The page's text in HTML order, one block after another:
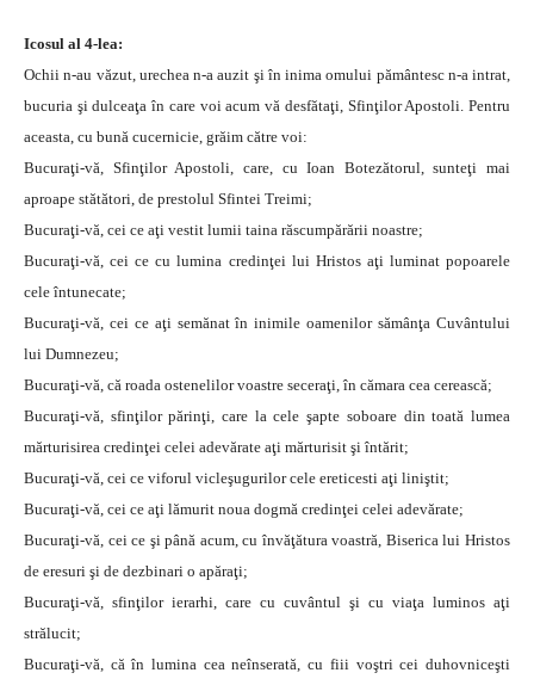
Icosul al 4-lea:
Ochii n-au văzut, urechea n-a auzit şi în inima omului pământesc n-a intrat,
bucuria şi dulceaţa în care voi acum vă desfătaţi, Sfinţilor Apostoli. Pentru
aceasta, cu bună cucernicie, grăim către voi:
Bucuraţi-vă, Sfinţilor Apostoli, care, cu Ioan Botezătorul, sunteţi mai
aproape stătători, de prestolul Sfintei Treimi;
Bucuraţi-vă, cei ce aţi vestit lumii taina răscumpărării noastre;
Bucuraţi-vă, cei ce cu lumina credinţei lui Hristos aţi luminat popoarele
cele întunecate;
Bucuraţi-vă, cei ce aţi semănat în inimile oamenilor sămânţa Cuvântului
lui Dumnezeu;
Bucuraţi-vă, că roada ostenelilor voastre seceraţi, în cămara cea cerească;
Bucuraţi-vă, sfinţilor părinţi, care la cele şapte soboare din toată lumea
mărturisirea credinţei celei adevărate aţi mărturisit şi întărit;
Bucuraţi-vă, cei ce viforul vicleşugurilor cele ereticesti aţi liniştit;
Bucuraţi-vă, cei ce aţi lămurit noua dogmă credinţei celei adevărate;
Bucuraţi-vă, cei ce şi până acum, cu învăţătura voastră, Biserica lui Hristos
de eresuri şi de dezbinari o apăraţi;
Bucuraţi-vă, sfinţilor ierarhi, care cu cuvântul şi cu viaţa luminos aţi
strălucit;
Bucuraţi-vă, că în lumina cea neînserată, cu fiii voştri cei duhovniceşti